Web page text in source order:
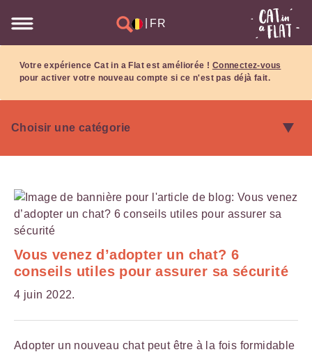
FR
Votre expérience Cat in a Flat est améliorée ! Connectez-vous
pour activer votre nouveau compte si ce n'est pas déjà fait.
Vous venez d’adopter un chat? 6
conseils utiles pour assurer sa sécurité
4 juin 2022.
Adopter un nouveau chat peut être à la fois formidable